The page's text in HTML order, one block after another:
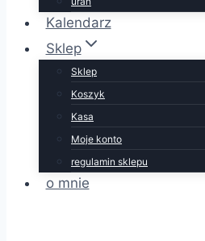
Kalendarz
Sklep
Sklep
Koszyk
Kasa
Moje konto
regulamin sklepu
o mnie